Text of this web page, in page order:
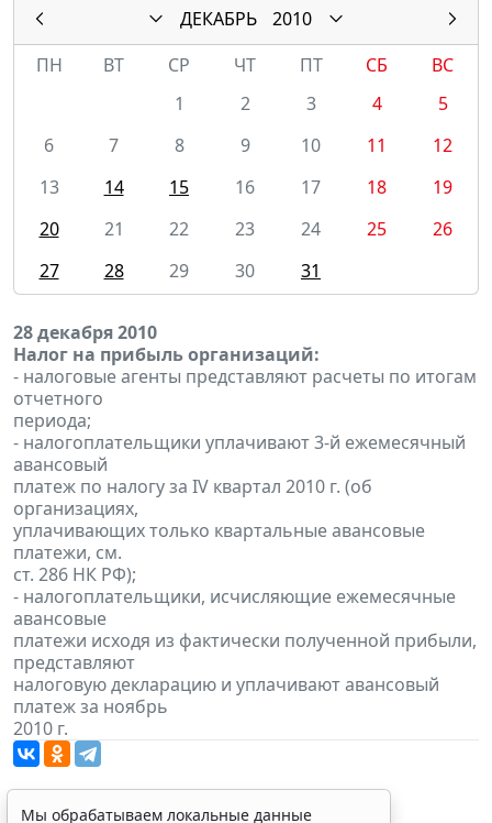
ДЕКАБРЬ
2010
ПН
ВТ СР ЧТ ПТ СБ
ВС
1
2 3 4
5
6
7 8 9 10 11
12
13
14 15 16 17 18
19
20
21 22 23 24 25
26
27
28 29 30 31
28 декабря 2010
Налог на прибыль организаций:
- налоговые агенты представляют расчеты по итогам
отчетного
периода;
- налогоплательщики уплачивают 3-й ежемесячный
авансовый
платеж по налогу за IV квартал 2010 г. (об
организациях,
уплачивающих только квартальные авансовые
платежи, см.
ст. 286 НК РФ);
- налогоплательщики, исчисляющие ежемесячные
авансовые
платежи исходя из фактически полученной прибыли,
представляют
налоговую декларацию и уплачивают авансовый
платеж за ноябрь
2010 г.
Мы обрабатываем локальные данные